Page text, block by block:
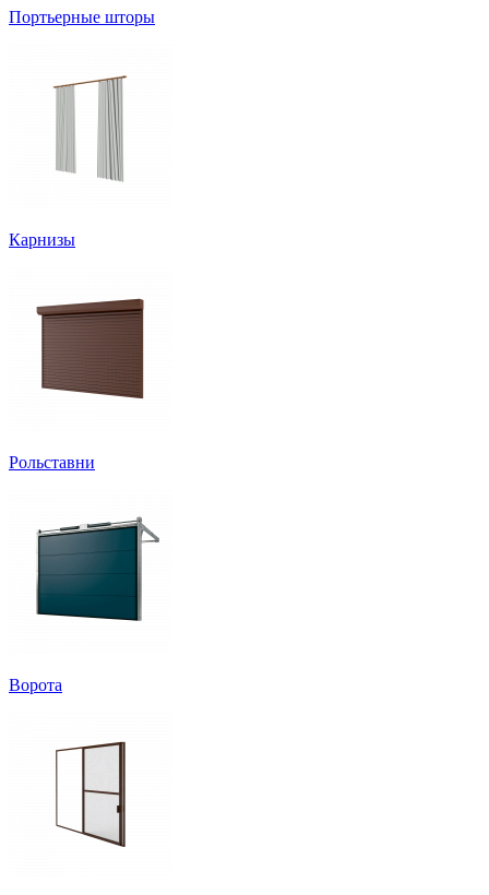
Портьерные шторы
Карнизы
Рольставни
Ворота